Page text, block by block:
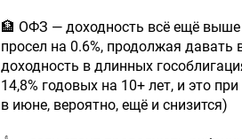
🏦 ОФЗ — доходность всё ещё
просел на 0.6%, продолжая
доходность в длинных
14,8% годовых на 10+ лет, и это
в июне, вероятно, ещё и снизится)